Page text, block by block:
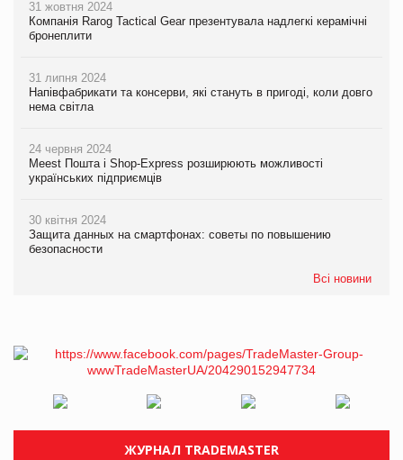
31 жовтня 2024
Компанія Rarog Tactical Gear презентувала надлегкі керамічні
бронеплити
31 липня 2024
Напівфабрикати та консерви, які стануть в пригоді, коли довго
нема світла
24 червня 2024
Meest Пошта і Shop-Express розширюють можливості
українських підприємців
30 квітня 2024
Защита данных на смартфонах: советы по повышению
безопасности
Всі новини
ЖУРНАЛ TRADEMASTER